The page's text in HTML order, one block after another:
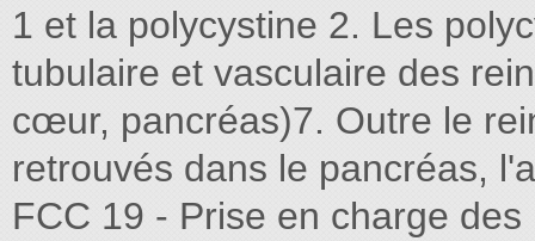
1 et la polycystine 2. Les
tubulaire et vasculaire des
cœur, pancréas)7. Outre le
retrouvés dans le pancréas,
FCC 19 - Prise en charge